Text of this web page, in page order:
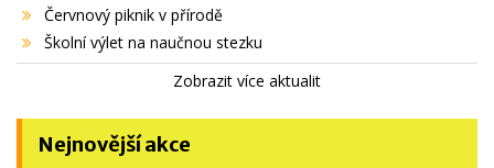
Červnový piknik v přírodě
Školní výlet na naučnou stezku
Zobrazit více aktualit
Nejnovější akce